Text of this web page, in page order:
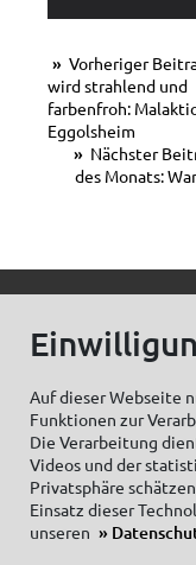
Vorheriger
wird strahlend und
farbenfroh:
Eggolsheim
Nächster
des Monats:
Zum Newsletter
Cookieeinstellungen
Auf dieser Webseite
Funktionen zur
Die Verarbeitung
Videos und der
Privatsphäre
Einsatz dieser
unseren